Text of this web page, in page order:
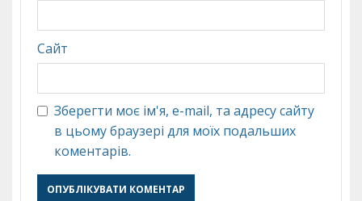
Сайт
Зберегти моє ім'я, e-mail, та адресу сайту
в цьому браузері для моїх подальших
коментарів.